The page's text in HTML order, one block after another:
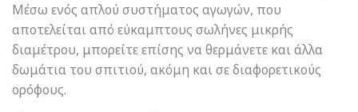
Μέσω ενός απλού συστήματος αγωγών, που
αποτελείται από εύκαμπτους σωλήνες μικρής
διαμέτρου, μπορείτε επίσης να θερμάνετε και άλλα
δωμάτια του σπιτιού, ακόμη και σε διαφορετικούς
ορόφους.